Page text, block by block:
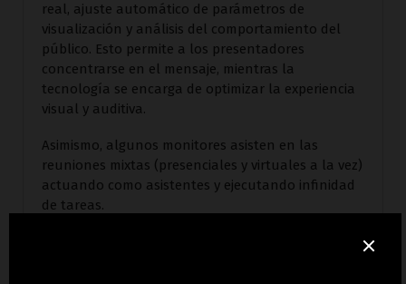
real, ajuste automático de parámetros de
visualización y análisis del comportamiento del
público. Esto permite a los presentadores
concentrarse en el mensaje, mientras la
tecnología se encarga de optimizar la experiencia
visual y auditiva.
Asimismo, algunos monitores asisten en las
reuniones mixtas (presenciales y virtuales a la vez)
actuando como asistentes y ejecutando infinidad
de tareas.